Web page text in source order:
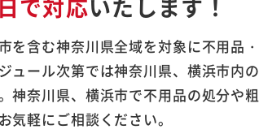
で対応いたします！
を含む神奈川県全域を対象に不用品・
ュール次第では神奈川県、横浜市内の
神奈川県、横浜市で不用品の処分や粗
軽にご相談ください。